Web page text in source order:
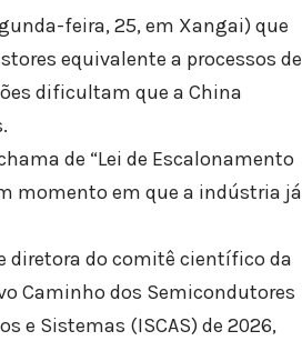
feira, 25, em Xangai) que
equivalente a processos de
dificultam que a China
de “Lei de Escalonamento
momento em que a indústria já
diretora do comitê científico da
Caminho dos Semicondutores
e Sistemas (ISCAS) de 2026,